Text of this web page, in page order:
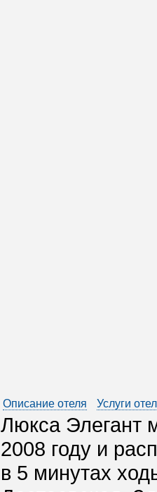
Описание отеля Услуги
Люкса Элегант
2008 году и
в 5 минутах